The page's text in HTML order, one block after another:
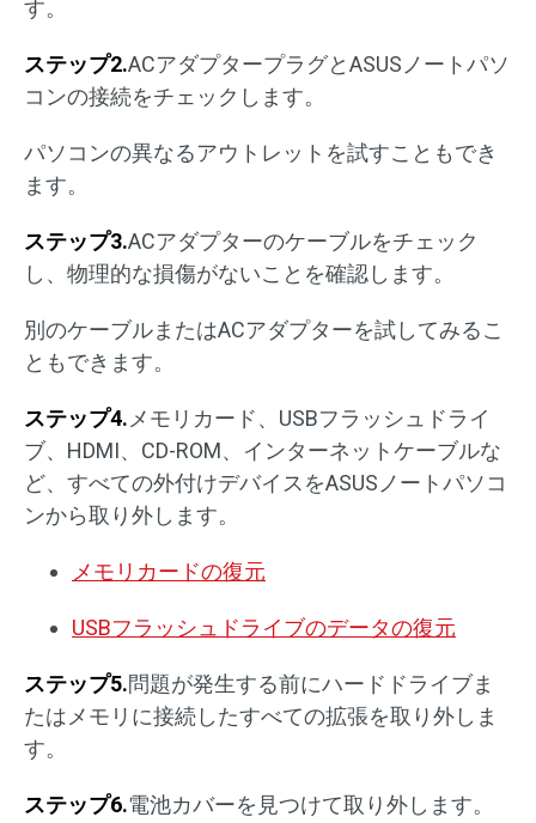
す。
ステップ2.ACアダプタープラグとASUSノートパソ
コンの接続をチェックします。
パソコンの異なるアウトレットを試すこともでき
ます。
ステップ3.ACアダプターのケーブルをチェック
し、物理的な損傷がないことを確認します。
別のケーブルまたはACアダプターを試してみるこ
ともできます。
ステップ4.メモリカード、USBフラッシュドライ
ブ、HDMI、CD-ROM、インターネットケーブルな
ど、すべての外付けデバイスをASUSノートパソコ
ンから取り外します。
メモリカードの復元
USBフラッシュドライブのデータの復元
ステップ5.問題が発生する前にハードドライブま
たはメモリに接続したすべての拡張を取り外しま
す。
ステップ6.電池カバーを見つけて取り外します。